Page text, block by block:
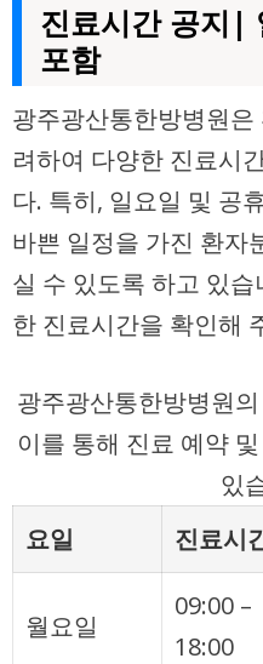
진료시간 공지|
포함
광주광산통한방병원
려하여 다양한 진료시
다. 특히, 일요일 및 공
바쁜 일정을 가진 환자
실 수 있도록 하고 있
한 진료시간을 확인해
광주광산통한방병원
이를 통해 진료 예약
있
요일
진료시
월요일
09:00 –
18:00